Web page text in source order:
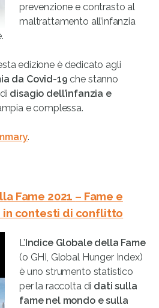
prevenzione e contrasto al
maltrattamento all’infanzia
edizione è dedicato agli
da Covid-19 che stanno
disagio dell’infanzia e
e complessa.
.
Fame 2021 – Fame e
in contesti di conflitto
L’Indice Globale della Fame
(o GHI, Global Hunger Index)
è uno strumento statistico
per la raccolta di dati sulla
fame nel mondo e sulla